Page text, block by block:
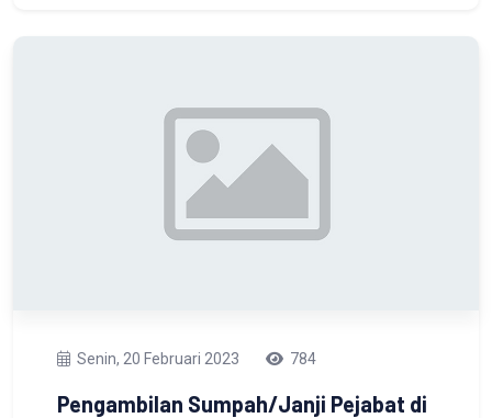
Senin, 20 Februari 2023 784
Pengambilan Sumpah/Janji Pejabat di